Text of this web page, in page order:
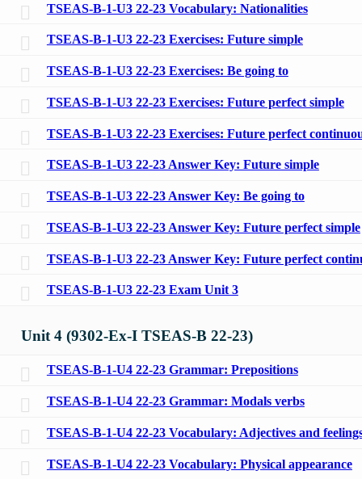
TSEAS-B-1-U3 22-23 Vocabulary: Nationalities
TSEAS-B-1-U3 22-23 Exercises: Future simple
TSEAS-B-1-U3 22-23 Exercises: Be going to
TSEAS-B-1-U3 22-23 Exercises: Future perfect simple
TSEAS-B-1-U3 22-23 Exercises: Future perfect
TSEAS-B-1-U3 22-23 Answer Key: Future simple
TSEAS-B-1-U3 22-23 Answer Key: Be going to
TSEAS-B-1-U3 22-23 Answer Key: Future perfect simple
TSEAS-B-1-U3 22-23 Answer Key: Future perfect
TSEAS-B-1-U3 22-23 Exam Unit 3
Unit 4 (9302-Ex-I TSEAS-B 22-23)
TSEAS-B-1-U4 22-23 Grammar: Prepositions
TSEAS-B-1-U4 22-23 Grammar: Modals verbs
TSEAS-B-1-U4 22-23 Vocabulary: Adjectives and
TSEAS-B-1-U4 22-23 Vocabulary: Physical appearance